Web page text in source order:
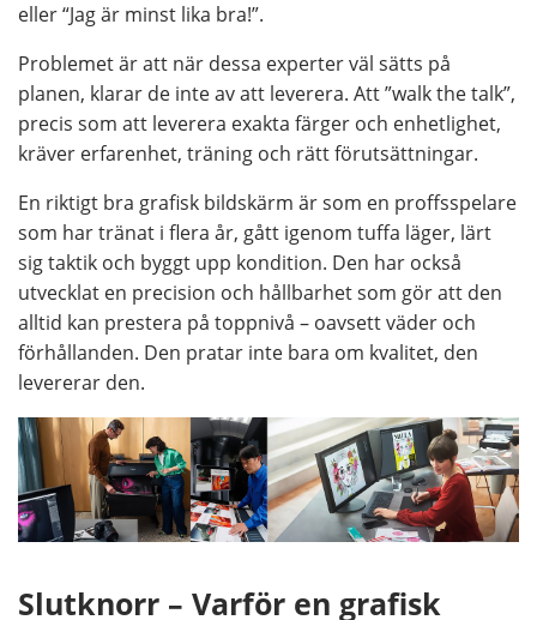
eller “Jag är minst lika bra!”.
Problemet är att när dessa experter väl sätts på
planen, klarar de inte av att leverera. Att ”walk the talk”,
precis som att leverera exakta färger och enhetlighet,
kräver erfarenhet, träning och rätt förutsättningar.
En riktigt bra grafisk bildskärm är som en proffsspelare
som har tränat i flera år, gått igenom tuffa läger, lärt
sig taktik och byggt upp kondition. Den har också
utvecklat en precision och hållbarhet som gör att den
alltid kan prestera på toppnivå – oavsett väder och
förhållanden. Den pratar inte bara om kvalitet, den
levererar den.
Slutknorr – Varför en grafisk